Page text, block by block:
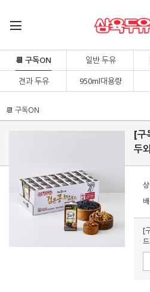
📆 구독ON 일반 두유
견과 두유
950ml대용량
📆 구독ON
[구
두
[